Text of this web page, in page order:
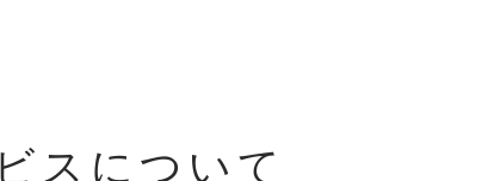
スについて